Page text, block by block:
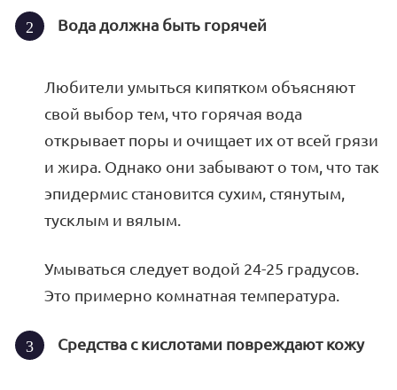
Вода должна быть горячей
Любители умыться кипятком объясняют
свой выбор тем, что горячая вода
открывает поры и очищает их от всей грязи
и жира. Однако они забывают о том, что так
эпидермис становится сухим, стянутым,
тусклым и вялым.
Умываться следует водой 24-25 градусов.
Это примерно комнатная температура.
Средства с кислотами повреждают кожу